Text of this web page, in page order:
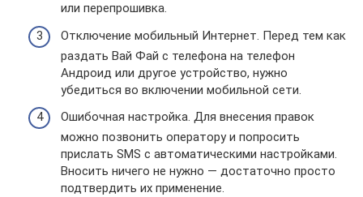
или перепрошивка.
Отключение мобильный Интернет. Перед тем как
раздать Вай Фай с телефона на телефон
Андроид или другое устройство, нужно
убедиться во включении мобильной сети.
Ошибочная настройка. Для внесения правок
можно позвонить оператору и попросить
прислать SMS с автоматическими настройками.
Вносить ничего не нужно — достаточно просто
подтвердить их применение.